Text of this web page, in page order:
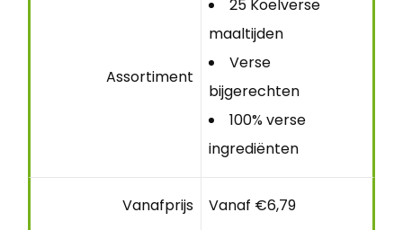
Assortiment
25 Koelverse
maaltijden
Verse
bijgerechten
100% verse
ingrediënten
Vanafprijs Vanaf €6,79